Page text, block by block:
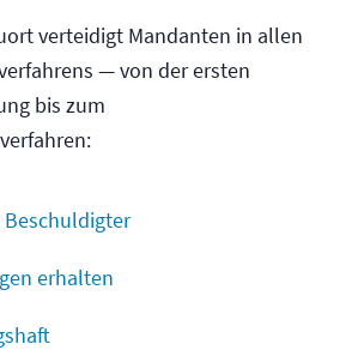
verteidigt Mandanten in allen
— von der ersten
bis zum
erhalten